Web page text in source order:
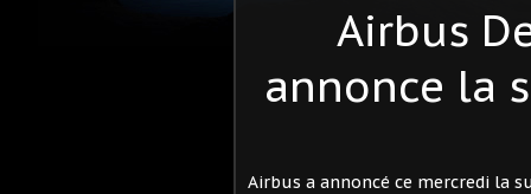
Airbus
annonce la
Airbus a annoncé ce mercredi la